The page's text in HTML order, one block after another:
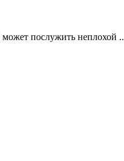
послужить неплохой ..